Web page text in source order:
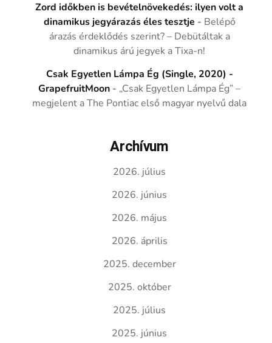
Zord időkben is bevételnövekedés: ilyen volt a
dinamikus jegyárazás éles tesztje - Belépő
árazás érdeklődés szerint? – Debütáltak a
dinamikus árú jegyek a Tixa-n!
Csak Egyetlen Lámpa Ég (Single, 2020) -
GrapefruitMoon - „Csak Egyetlen Lámpa Ég” –
megjelent a The Pontiac első magyar nyelvű dala
Archívum
2026. július
2026. június
2026. május
2026. április
2025. december
2025. október
2025. július
2025. június